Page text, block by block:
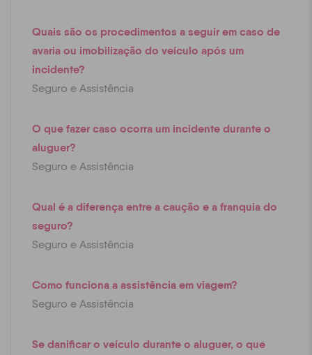
Quais são os procedimentos a seguir em caso de
avaria ou imobilização do veículo após um
incidente?
Seguro e Assistência
O que fazer caso ocorra um incidente durante o
aluguer?
Seguro e Assistência
Qual é a diferença entre a caução e a franquia do
seguro?
Seguro e Assistência
Como funciona a assistência em viagem?
Seguro e Assistência
Se danificar o veículo durante o aluguer, o que